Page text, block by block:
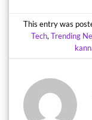
This entry was
Tech, Trending